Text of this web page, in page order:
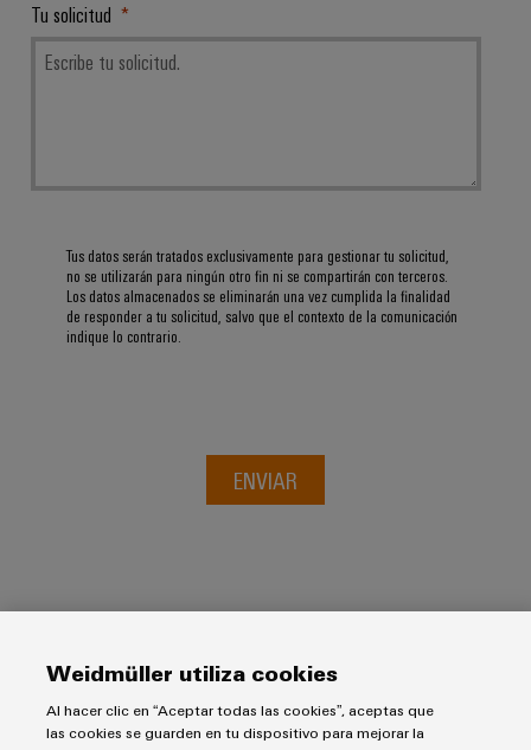
Tu solicitud
Tus datos serán tratados exclusivamente para gestionar tu solicitud,
no se utilizarán para ningún otro fin ni se compartirán con terceros.
Los datos almacenados se eliminarán una vez cumplida la finalidad
de responder a tu solicitud, salvo que el contexto de la comunicación
indique lo contrario.
ENVIAR
Aviso Legal
Weidmüller utiliza cookies
Al hacer clic en “Aceptar todas las cookies”, aceptas que
las cookies se guarden en tu dispositivo para mejorar la